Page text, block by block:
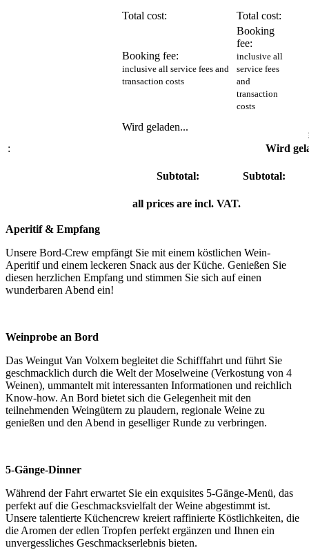
Total cost: Total cost:
Booking fee:
inclusive all service fees and
transaction costs
Booking
fee:
inclusive all
service fees
and
transaction
costs
Wird geladen...
:
Wird
Subtotal: Subtotal:
all prices are incl. VAT.
Aperitif & Empfang
Unsere Bord-Crew empfängt Sie mit einem köstlichen Wein-
Aperitif und einem leckeren Snack aus der Küche. Genießen Sie
diesen herzlichen Empfang und stimmen Sie sich auf einen
wunderbaren Abend ein!
Weinprobe an Bord
Das Weingut Van Volxem begleitet die Schifffahrt und führt Sie
geschmacklich durch die Welt der Moselweine (Verkostung von 4
Weinen), ummantelt mit interessanten Informationen und reichlich
Know-how. An Bord bietet sich die Gelegenheit mit den
teilnehmenden Weingütern zu plaudern, regionale Weine zu
genießen und den Abend in geselliger Runde zu verbringen.
5-Gänge-Dinner
Während der Fahrt erwartet Sie ein exquisites 5-Gänge-Menü, das
perfekt auf die Geschmacksvielfalt der Weine abgestimmt ist.
Unsere talentierte Küchencrew kreiert raffinierte Köstlichkeiten, die
die Aromen der edlen Tropfen perfekt ergänzen und Ihnen ein
unvergessliches Geschmackserlebnis bieten.